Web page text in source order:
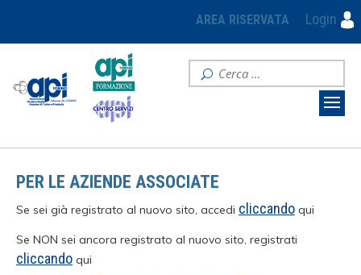
AREA RISERVATA Login
PER LE AZIENDE ASSOCIATE
Se sei già registrato al nuovo sito, accedi cliccando qui
Se NON sei ancora registrato al nuovo sito, registrati
cliccando qui